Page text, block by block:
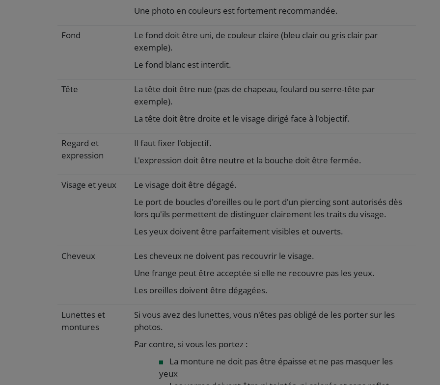
Une photo en couleurs est fortement recommandée.
Fond
Le fond doit être uni, de couleur claire (bleu clair ou gris clair par
exemple).
Le fond blanc est interdit.
Tête
La tête doit être nue (pas de chapeau, foulard ou serre-tête par
exemple).
La tête doit être droite et le visage dirigé face à l'objectif.
Regard et
expression
Il faut fixer l'objectif.
L'expression doit être neutre et la bouche doit être fermée.
Visage et yeux
Le visage doit être dégagé.
Le port de boucles d'oreilles ou le port d'un piercing sont autorisés dès
lors qu'ils permettent de distinguer clairement les traits du visage.
Les yeux doivent être parfaitement visibles et ouverts.
Cheveux
Les cheveux ne doivent pas recouvrir le visage.
Une frange peut être acceptée si elle ne recouvre pas les yeux.
Les oreilles doivent être dégagées.
Lunettes et
montures
Si vous avez des lunettes, vous n'êtes pas obligé de les porter sur les
photos.
Par contre, si vous les portez :
La monture ne doit pas être épaisse et ne pas masquer les
yeux